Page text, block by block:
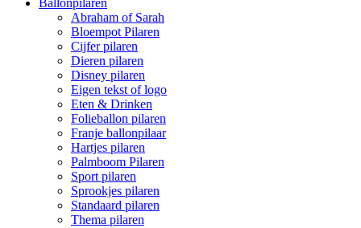
Ballonpilaren
Abraham of Sarah
Bloempot Pilaren
Cijfer pilaren
Dieren pilaren
Disney pilaren
Eigen tekst of logo
Eten & Drinken
Folieballon pilaren
Franje ballonpilaar
Hartjes pilaren
Palmboom Pilaren
Sport pilaren
Sprookjes pilaren
Standaard pilaren
Thema pilaren